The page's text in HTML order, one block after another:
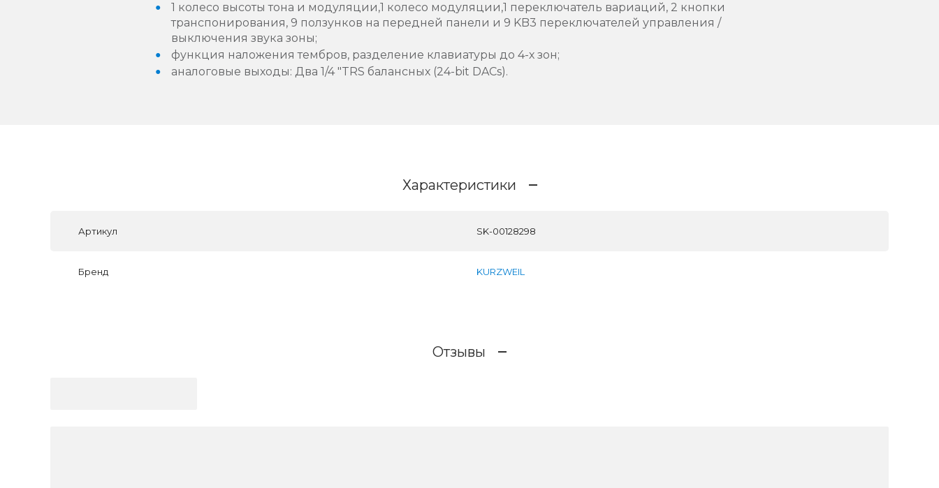
1 колесо высоты тона и модуляции,1 колесо модуляции,1 переключатель вариаций, 2 кнопки
транспонирования, 9 ползунков на передней панели и 9 KB3 переключателей управления /
выключения звука зоны;
функция наложения тембров, разделение клавиатуры до 4-х зон;
аналоговые выходы: Два 1/4 "TRS балансных (24-bit DACs).
Характеристики
Артикул SK-00128298
Бренд KURZWEIL
Отзывы